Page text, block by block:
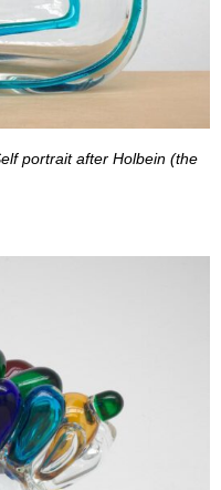
portrait after Holbein (the